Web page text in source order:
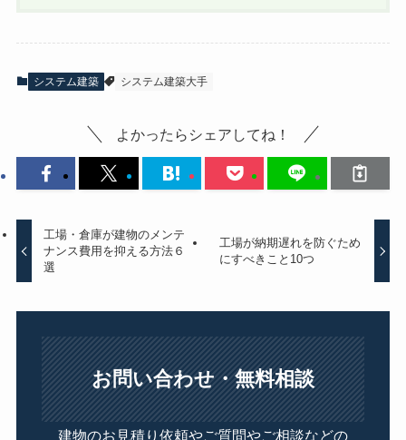
システム建築 システム建築大手
よかったらシェアしてね！
工場・倉庫が建物のメンテ
ナンス費用を抑える方法６
選
工場が納期遅れを防ぐため
にすべきこと10つ
お問い合わせ・無料相談
建物のお見積り依頼やご質問やご相談などの